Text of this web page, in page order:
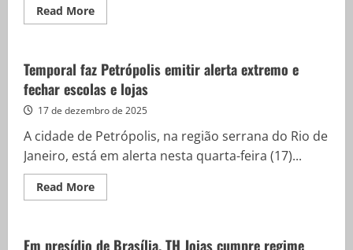
Read MoreRead
more
morrem
em
Ilhabela
devido
às
fortes
Temporal faz Petrópolis emitir alerta extremo e
fechar escolas e lojas
17 de dezembro de 2025
A cidade de Petrópolis, na região serrana do Rio de
Janeiro, está em alerta nesta quarta-feira (17)...
Read MoreRead
more
Petrópolis
Em presídio de Brasília, TH Joias cumpre regime